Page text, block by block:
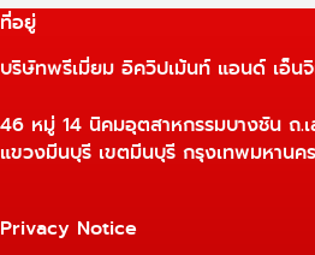
ที่อยู่
บริษัทพรีเมี่ยม อิควิปเม้นท์ แอนด์ เอ็น
46 หมู่ 14 นิคมอุตสาหกรรมบางชัน ถ.เ
แขวงมีนบุรี เขตมีนบุรี กรุงเทพมหานค
Privacy Notice